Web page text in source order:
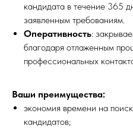
кандидата в течение 365
заявленным требованиям.
Оперативность:
благодаря отлаженным
профессиональных
Ваши преимущества:
экономия времени на
кандидатов;